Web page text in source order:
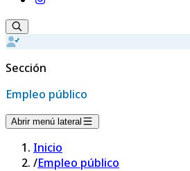
Sección
Empleo público
Abrir menú lateral
Inicio
/Empleo público